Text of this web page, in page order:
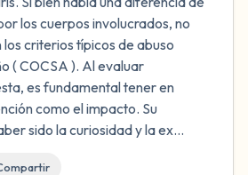
sea preocupante.
no entendí
las implicaciones.
esto con un
estoy buscando
sobre cómo
esta
los cuerpos involucrados, no
criterios típicos de abuso
( COCSA ). Al evaluar
es fundamental tener en
como el impacto. Su
sido la curiosidad y la ex...